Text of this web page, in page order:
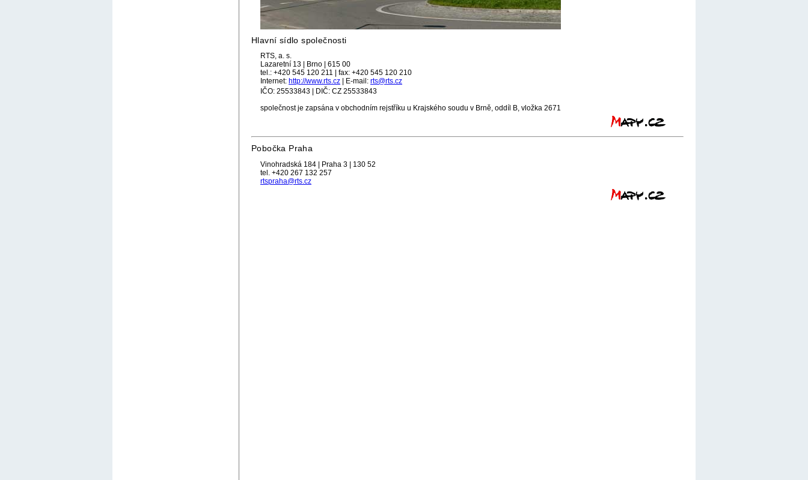
Hlavní sídlo společnosti
RTS, a. s.
Lazaretní 13 | Brno | 615 00
tel.: +420 545 120 211 | fax: +420 545 120 210
Internet: http://www.rts.cz | E-mail: rts@rts.cz
IČO: 25533843 | DIČ: CZ 25533843
společnost je zapsána v obchodním rejstříku u Krajského soudu v Brně, oddíl B, vložka 2671
Pobočka Praha
Vinohradská 184 | Praha 3 | 130 52
tel. +420 267 132 257
rtspraha@rts.cz